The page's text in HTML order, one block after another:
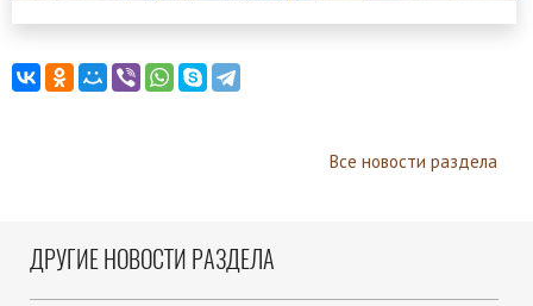
Все новости раздела
ДРУГИЕ НОВОСТИ РАЗДЕЛА